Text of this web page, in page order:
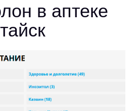
в аптеке